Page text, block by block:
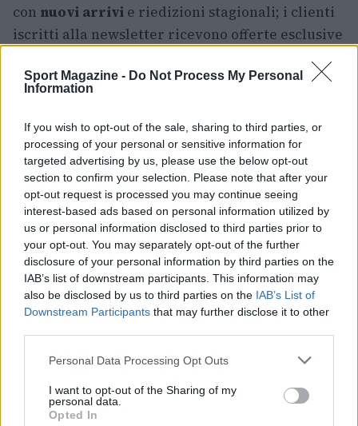
Sport Magazine - Do Not Process My Personal
Information
If you wish to opt-out of the sale, sharing to third parties, or
processing of your personal or sensitive information for
targeted advertising by us, please use the below opt-out
section to confirm your selection. Please note that after your
opt-out request is processed you may continue seeing
interest-based ads based on personal information utilized by
us or personal information disclosed to third parties prior to
your opt-out. You may separately opt-out of the further
disclosure of your personal information by third parties on the
IAB’s list of downstream participants. This information may
also be disclosed by us to third parties on the IAB’s List of
Downstream Participants that may further disclose it to other
Please note that this website/app uses one or more Google
not limited to your visit or usage behaviour. You may click to
grant or deny consent to Google and its third-party tags to
Personal Data Processing Opt Outs
I want to opt-out of the Sharing of my
personal data.
Opted In
con nuovi arrivi e riedizioni stagionali; i clienti
iscritti alla newsletter ricevono offerte esclusive
sistema facilita l’acquisto per chi cerca sia capi
fuori dal parquet.
AUTORE
Francesca Lombardi
Francesca Lombardi, fiorentina, prese appunti
tecnici dal primo box di un circuito toscano e
da allora firma approfondimenti sui motori. In
redazione sostiene un approccio metodico
alle prove su pista, cura il format 'tecnica e
cronaca' e conserva i fogli di appunti del